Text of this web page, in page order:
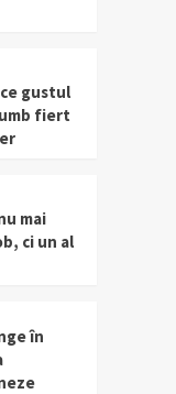
gustul
fiert
mai
ci un al
în